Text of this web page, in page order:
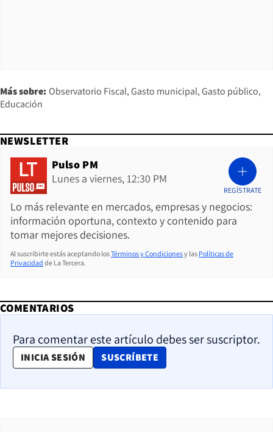
Más sobre: Observatorio Fiscal Gasto municipal Gasto público
Educación
NEWSLETTER
Pulso PM
Lunes a viernes, 12:30 PM
Lo más relevante en mercados, empresas y negocios:
información oportuna, contexto y contenido para
tomar mejores decisiones.
REGÍSTRATE
Al suscribirte estás aceptando losTérminos y Condicionesy las Políticas de
Privacidad de La Tercera.
COMENTARIOS
Para comentar este artículo debes ser suscriptor.
INICIA SESIÓN SUSCRÍBETE
OPENS IN NEW WINDOW